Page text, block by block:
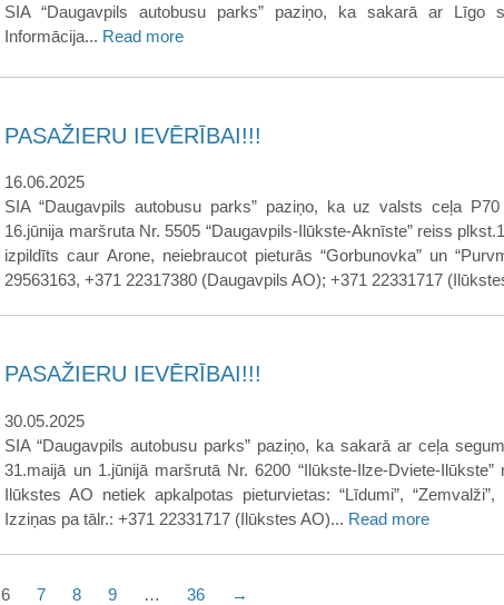
SIA “Daugavpils autobusu parks” paziņo, ka sakarā ar Līgo
Informācija... Read more
PASAŽIERU IEVĒRĪBAI!!!
16.06.2025
SIA “Daugavpils autobusu parks” paziņo, ka uz valsts ceļa
16.jūnija maršruta Nr. 5505 “Daugavpils-Ilūkste-Aknīste” reiss
izpildīts caur Arone, neiebraucot pieturās “Gorbunovka” un
29563163, +371 22317380 (Daugavpils AO); +371 22331717
PASAŽIERU IEVĒRĪBAI!!!
30.05.2025
SIA “Daugavpils autobusu parks” paziņo, ka sakarā ar ceļa
31.maijā un 1.jūnijā maršrutā Nr. 6200 “Ilūkste-Ilze-Dviete-
Ilūkstes AO netiek apkalpotas pieturvietas: “Līdumi”, “Zemvalži”,
Izziņas pa tālr.: +371 22331717 (Ilūkstes AO)... Read more
6 7 8 9 … 36 →